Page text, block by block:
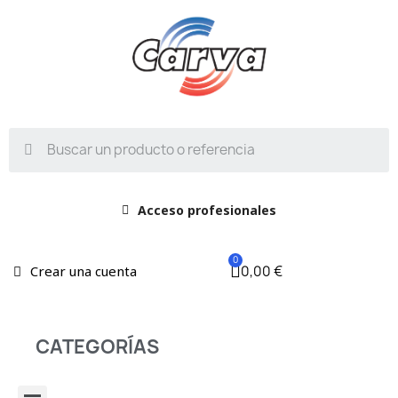
Acceso profesionales
Crear una cuenta 0,00 €
CATEGORÍAS